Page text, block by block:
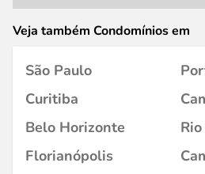
Veja também Condomínios em
São Paulo
Curitiba
Belo Horizonte
Florianópolis